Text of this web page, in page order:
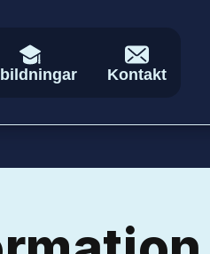
Kontakt